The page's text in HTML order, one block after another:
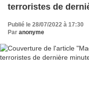
terroristes de
Publié le 28/07/2022 à 17:30
Par anonyme